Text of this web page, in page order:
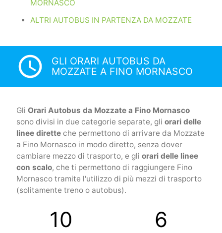
MORNASCO
ALTRI AUTOBUS IN PARTENZA DA MOZZATE
access_time
GLI ORARI AUTOBUS DA
MOZZATE A FINO MORNASCO
Gli Orari Autobus da Mozzate a Fino Mornasco
sono divisi in due categorie separate, gli orari delle
linee diretteche permettono di arrivare da Mozzate
a Fino Mornasco in modo diretto, senza dover
cambiare mezzo di trasporto, e gli orari delle linee
con scalo, che ti permettono di raggiungere Fino
Mornasco tramite l'utilizzo di più mezzi di trasporto
(solitamente treno o autobus).
10 6